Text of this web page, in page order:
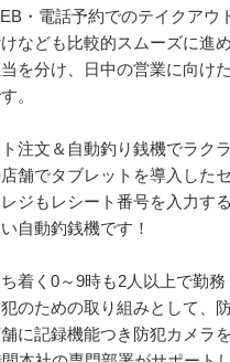
・電話予約でのテイクアウ
なども比較的スムーズに進
を分け、日中の営業に向け
。
注文＆自動釣り銭機でラク
舗でタブレットを導入した
ジもレシート番号を入力す
自動釣銭機です！
着く0～9時も2人以上で勤務
のための取り組みとして、
に記録機能つき防犯カメラ